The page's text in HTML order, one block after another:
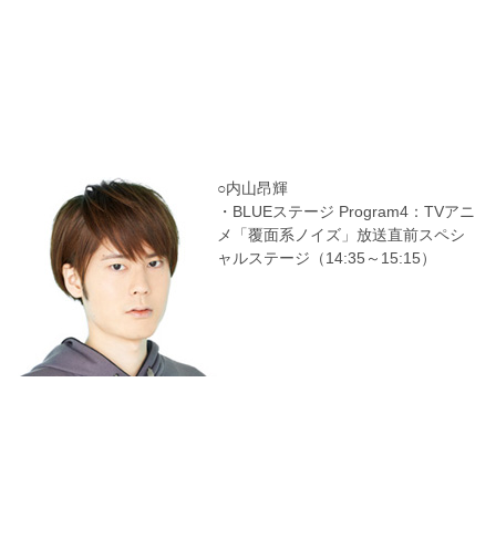
○内山昂輝
・BLUEステージ Program4：TVアニ
メ「覆面系ノイズ」放送直前スペシ
ャルステージ（14:35～15:15）